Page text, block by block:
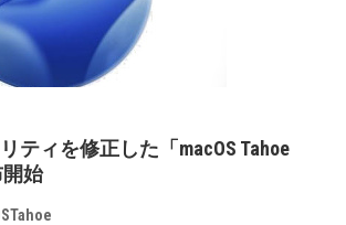
ティを修正した「macOS Tahoe
開始